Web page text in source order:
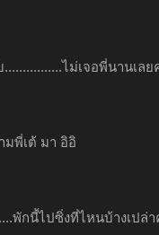
ไม่เจอพี่นานเล
พี่เต้ มา อิอิ
พักนี้ไปซิ่งที่ไหนบ้างเปล่า